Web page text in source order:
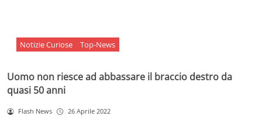
Notizie Curiose Top-News
Uomo non riesce ad abbassare il braccio destro da
quasi 50 anni
Flash News 26 Aprile 2022